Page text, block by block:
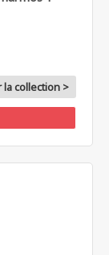
la collection >